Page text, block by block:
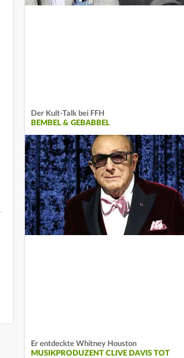
Der Kult-Talk bei FFH
BEMBEL & GEBABBEL
Er entdeckte Whitney Houston
MUSIKPRODUZENT CLIVE DAVIS TOT